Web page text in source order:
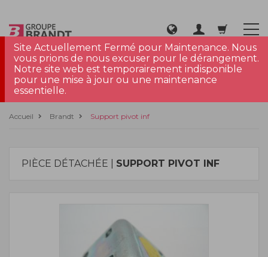
Site Actuellement Fermé pour Maintenance. Nous
vous prions de nous excuser pour le dérangement.
Notre site web est temporairement indisponible
pour une mise à jour ou une maintenance
essentielle.
Accueil Brandt Support pivot inf
PIÈCE DÉTACHÉE | SUPPORT PIVOT INF